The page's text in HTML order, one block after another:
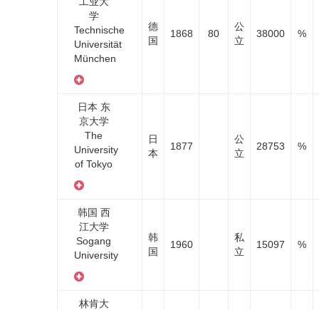
学
Technische
Universität
München
德
国
1868 80
公
立
38000 %
日本 东
京大学
The
University
of Tokyo
日
本
1877
公
立
28753 %
韩国 西
江大学
Sogang
University
韩
国
1960
私
立
15097 %
林肯大